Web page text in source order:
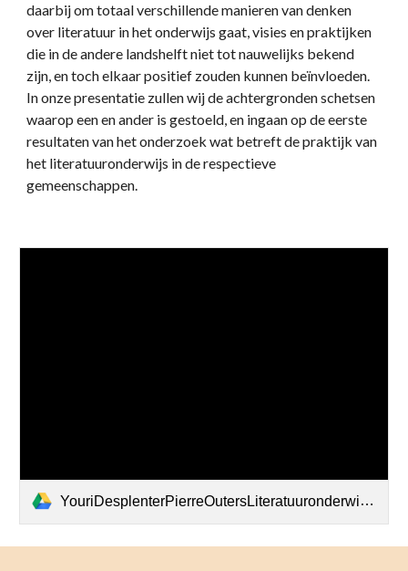
daarbij om totaal verschillende manieren van denken
over literatuur in het onderwijs gaat, visies en praktijken
die in de andere landshelft niet tot nauwelijks bekend
zijn, en toch elkaar positief zouden kunnen beïnvloeden.
In onze presentatie zullen wij de achtergronden schetsen
waarop een en ander is gestoeld, en ingaan op de eerste
resultaten van het onderzoek wat betreft de praktijk van
het literatuuronderwijs in de respectieve
gemeenschappen.
YouriDesplenterPierreOutersLiteratuuronderwijs.pdf